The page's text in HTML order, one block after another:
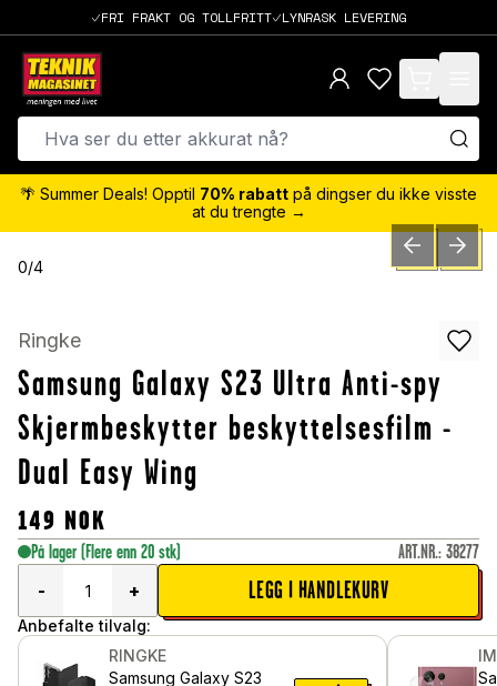
FRI FRAKT OG TOLLFRITT LYNRASK LEVERING
items in cart,
🌴 Summer Deals! Opptil 70% rabatt på dingser du ikke visste
at du trengte →
0/4 PREVIOUSNEXT
Ringke
Samsung Galaxy S23 Ultra Anti-spy
Skjermbeskytter beskyttelsesfilm -
Dual Easy Wing
149 NOK
På lager (Flere enn 20 stk) ART.NR.: 38277
-
+ LEGG I HANDLEKURV
Anbefalte tilvalg:
RINGKE
Samsung Galaxy S23